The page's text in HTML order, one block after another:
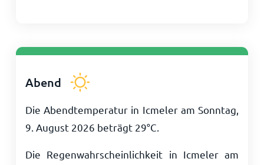
Abend
Die Abendtemperatur in Icmeler am Sonntag,
9. August 2026 beträgt 29°C
Die Regenwahrscheinlichkeit in Icmeler am